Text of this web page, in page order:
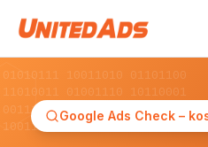
10011010 01101100
01001110 10110001
11010010 00110101
01101100 10110100
Google Ads Check –